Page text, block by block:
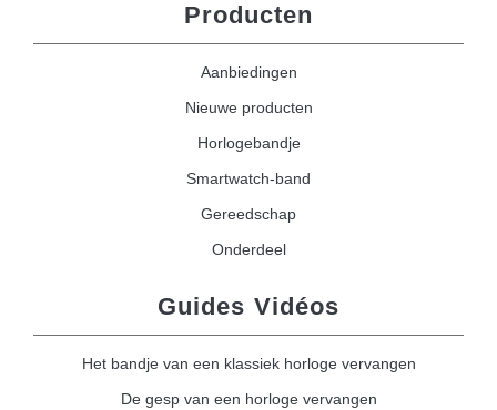
Producten
Aanbiedingen
Nieuwe producten
Horlogebandje
Smartwatch-band
Gereedschap
Onderdeel
Guides Vidéos
Het bandje van een klassiek horloge vervangen
De gesp van een horloge vervangen